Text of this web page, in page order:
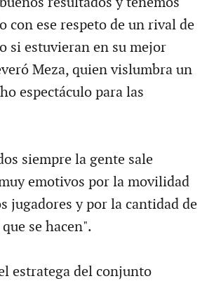
con ese respeto de un rival de
si estuvieran en su mejor
Meza, quien vislumbra un
espectáculo para las
siempre la gente sale
emotivos por la movilidad
jugadores y por la cantidad de
se hacen".
estratega del conjunto